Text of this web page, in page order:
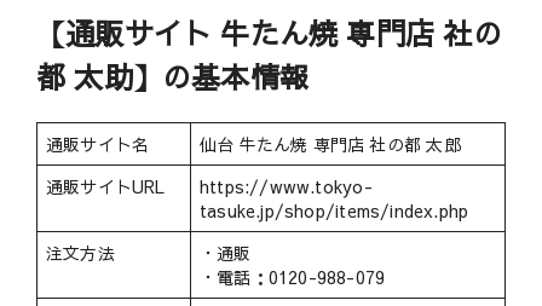
【通販サイト 牛たん焼 専門店 社の
都 太助】の基本情報
通販サイト名
仙台 牛たん焼 専門店 社の都 太郎
通販サイトURL
https://www.tokyo-
tasuke.jp/shop/items/index.php
注文方法
・通販
・電話：0120-988-079